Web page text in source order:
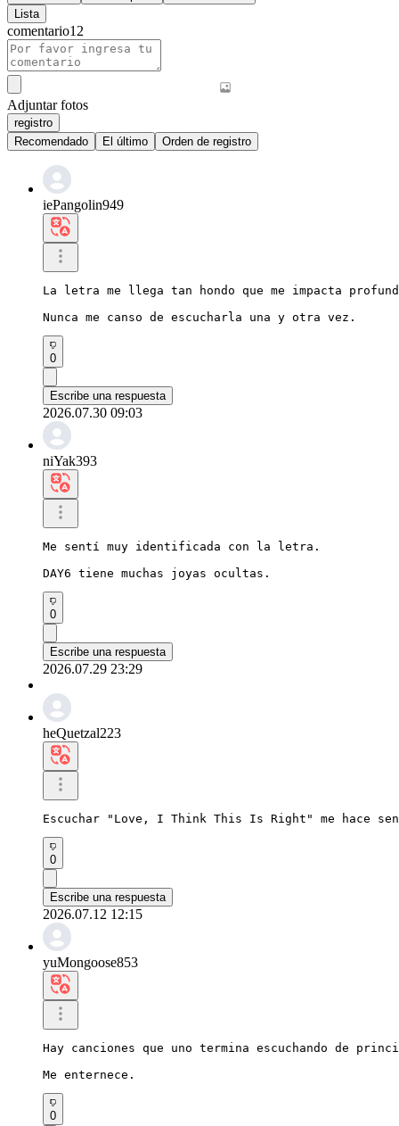
Lista
comentario12
Adjuntar fotos
registro
Recomendado
El último Orden de registro
iePangolin949
La letra me llega tan hondo que me impacta
Nunca me canso de escucharla una y otra vez.
0
Escribe una respuesta
2026.07.30 09:03
niYak393
Me sentí muy identificada con la letra.
DAY6 tiene muchas joyas ocultas.
0
Escribe una respuesta
2026.07.29 23:29
heQuetzal223
Escuchar "Love, I Think This Is Right" me hace
0
Escribe una respuesta
2026.07.12 12:15
yuMongoose853
Hay canciones que uno termina escuchando de
Me enternece.
0